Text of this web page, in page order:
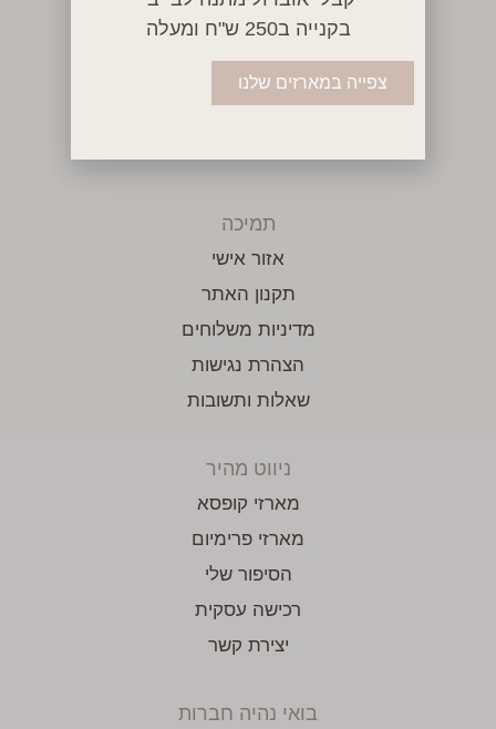
להישאר מעודכנות בכל המבצעים הכי שווים
בחנות, הצטרפי למועדון לקוחות
תמיכה
אזור אישי
תקנון האתר
מדיניות משלוחים
הצהרת נגישות
שאלות ותשובות
ניווט מהיר
מארזי קופסא
מארזי פרימיום
הסיפור שלי
רכישה עסקית
יצירת קשר
בואי נהיה חברות
בקנייה ב250 ש"ח ומעלה
צפייה במארזים שלנו